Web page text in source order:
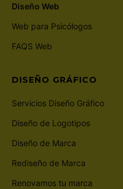
Diseño Web
Web para Psicólogos
FAQS Web
DISEÑO GRÁFICO
Servicios Diseño Gráfico
Diseño de Logotipos
Diseño de Marca
Rediseño de Marca
Renovamos tu marca